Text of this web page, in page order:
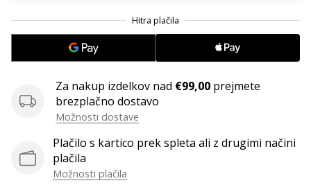
Za nakup izdelkov nad €99,00 prejmete
brezplačno dostavo
Možnosti dostave
Plačilo s kartico prek spleta ali z drugimi načini
plačila
Možnosti plačila